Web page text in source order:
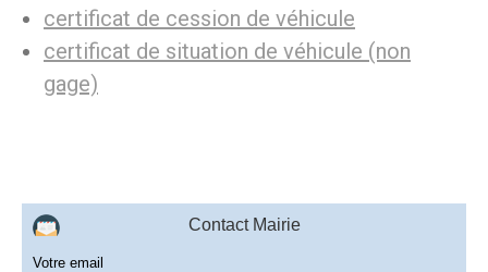
certificat de cession de véhicule
certificat de situation de véhicule (non
gage)
Contact Mairie
Votre email